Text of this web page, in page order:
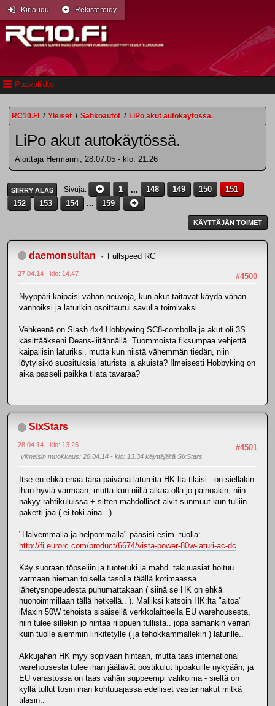
Päävalikko
Kirjaudu Rekisteröidy
RC10.FI / Yleiset / Sähköautot / LiPo akut autokäytössä.
LiPo akut autokäytössä.
Aloittaja Hermanni, 28.07.05 - klo: 21.26
SIIRRY ALAS Sivuja 1 ... 148 149 150
151
152
153 154 ... 159
KÄYTTÄJÄN TOIMET
daemonsultan Fullspeed RC
#4500
27.04.14 - klo: 14.47
Nyyppäri kaipaisi vähän neuvoja, kun akut taitavat käydä vähän
vanhoiksi ja laturikin osoittautui savulla toimivaksi.
Vehkeenä on Slash 4x4 Hobbywing SC8-combolla ja akut oli 3S
käsittääkseni Deans-liitännällä. Tuommoista fiksumpaa vehjettä
kaipailisin laturiksi, mutta kun niistä vähemmän tiedän, niin
löytyisikö suosituksia laturista ja akuista? Ilmeisesti Hobbyking on
aika passeli paikka tilata tavaraa?
SixStars
#4501
28.04.14 - klo: 13.25
Viimeisin muokkaus: 28.04.14 - klo: 13.34 käyttäjältä SixStars
Itse en ehkä enää tänä päivänä latureita HK:lta tilaisi - on sielläkin
ihan hyviä varmaan, mutta kun niillä alkaa olla jo painoakin, niin
näkyy rahtikuluissa + sitten mahdolliset alvit sunmuut kun tulliin
paketti jää ( ei toki aina.. )
"Halvemmalla ja helpommalla" pääsisi esim. tuolla:
http://fi.eurorc.com/product/6674/vista-power-80w-laturi-ac-dc
Käy suoraan töpseliin ja tuotetuki ja mahd. takuuasiat hoituu
varmaan hieman toisella tasolla täällä kotimaassa..
lähetysnopeudesta puhumattakaan ( siinä se HK on ehkä
huonoimmillaan tällä hetkellä.. ). Malliksi katsoin HK:lta "aitoa"
iMaxin 50W tehoista sisäisellä verkkolaitteella EU warehousesta,
niin tulee sillekin jo hintaa riippuen tullista.. jopa samankin verran
kuin tuolle aiemmin linkitetylle ( ja tehokkammallekin ) laturille..
Akkujahan HK myy sopivaan hintaan, mutta taas international
warehousesta tulee ihan jäätävät postikulut lipoakuille nykyään, ja
EU varastossa on taas vähän suppeempi valikoima - sieltä on
kyllä tullut tosin ihan kohtuuajassa edelliset vastarinakut mitkä
tilasin..